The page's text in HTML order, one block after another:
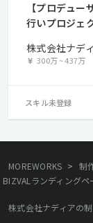
【プロデュ
行いプロジェ
株式会社ナデ
300万~437万
スキル未登録
MOREWORKS > 制
BIZVALランディング
株式会社ナディアの